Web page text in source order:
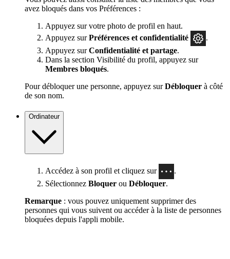
avez bloqués dans vos Préférences :
Appuyez sur votre photo de profil en haut.
Appuyez surPréférences et confidentialité
.
Appuyez surConfidentialité et partage.
Dans la section Visibilité du profil, appuyez sur
Membres bloqués.
Pour débloquer une personne, appuyez surDébloquer à côté
de son nom.
Ordinateur
Accédez à son profil et cliquez sur
.
Sélectionnez Bloquer ou Débloquer.
Remarque : vous pouvez uniquement supprimer des
personnes qui vous suivent ou accéder à la liste de personnes
bloquées depuis l'appli mobile.